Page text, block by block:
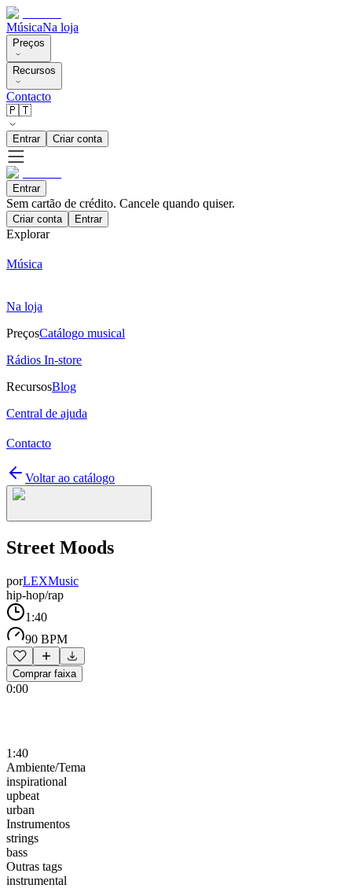
MúsicaNa loja
Preços
Recursos
Contacto
🇵🇹
Entrar Criar conta
Entrar
Sem cartão de crédito. Cancele quando quiser.
Criar conta Entrar
Explorar
Música
Na loja
PreçosCatálogo musical
Rádios In-store
RecursosBlog
Central de ajuda
Contacto
Voltar ao catálogo
Street Moods
porLEXMusic
hip-hop/rap
1:40
90 BPM
Comprar faixa
0:00
1:40
Ambiente/Tema
inspirational
upbeat
urban
Instrumentos
strings
bass
Outras tags
instrumental